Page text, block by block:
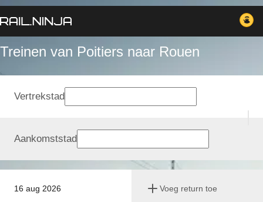
Treinen van Poitiers naar Rouen
16 aug 2026 Voeg return toe
Vertrekstad
Aankomststad